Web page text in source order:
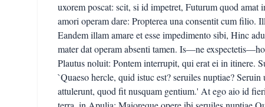
uxorem poscat: scit, si id impetret, Futurum quod amat
amori operam dare: Propterea una consentit cum filio.
Eandem illam amare et esse impedimento sibi, Hinc
mater dat operam absenti tamen. Is—ne
Plautus noluit: Pontem interrupit, qui erat ei in itinere.
`Quaeso hercle, quid istuc est? seruiles nuptiae?
attulerunt, quod fit nusquam gentium.' At ego aio id